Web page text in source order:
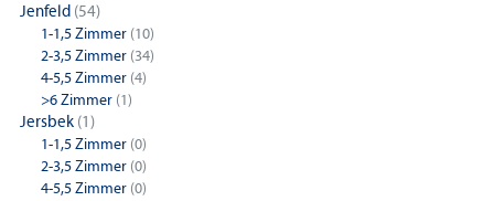
Jenfeld (54)
1-1,5 Zimmer (10)
2-3,5 Zimmer (34)
4-5,5 Zimmer (4)
>6 Zimmer (1)
Jersbek (1)
1-1,5 Zimmer (0)
2-3,5 Zimmer (0)
4-5,5 Zimmer (0)